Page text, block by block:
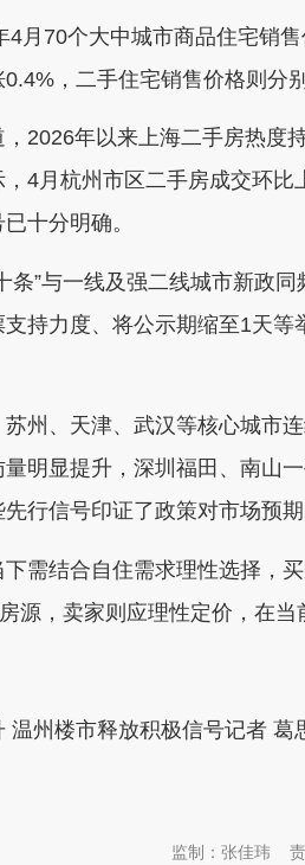
70个大中城市商品住宅销售
，二手住宅销售价格则分
年以来上海二手房热度
4月杭州市区二手房成交环
十分明确。
”与一线及强二线城市新政同
持力度、将公示期缩至1天
、天津、武汉等核心城市连
明显提升，深圳福田、南山
行信号印证了政策对市场预期
结合自住需求理性选择，买
源，卖家则应理性定价，在当
州楼市释放积极信号记者 葛
监制：张佳玮